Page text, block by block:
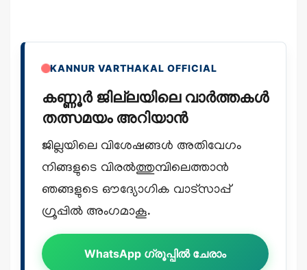
KANNUR VARTHAKAL OFFICIAL
കണ്ണൂർ ജില്ലയിലെ വാർത്തകൾ
തത്സമയം അറിയാൻ
ജില്ലയിലെ വിശേഷങ്ങൾ അതിവേഗം
നിങ്ങളുടെ വിരൽത്തുമ്പിലെത്താൻ
ഞങ്ങളുടെ ഔദ്യോഗിക വാട്സാപ്പ്
ഗ്രൂപ്പിൽ അംഗമാകൂ.
WhatsApp ഗ്രൂപ്പിൽ ചേരാം